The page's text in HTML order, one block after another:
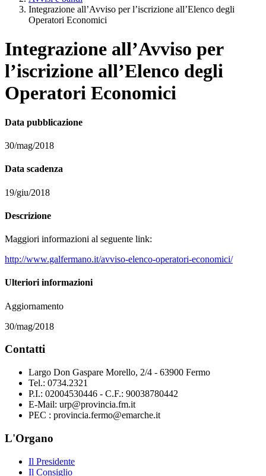
Integrazione all’Avviso per l’iscrizione all’Elenco degli
Operatori Economici
Integrazione all’Avviso per
l’iscrizione all’Elenco degli
Operatori Economici
Data pubblicazione
30/mag/2018
Data scadenza
19/giu/2018
Descrizione
Maggiori informazioni al seguente link:
http://www.galfermano.it/avviso-elenco-operatori-economici/
Ulteriori informazioni
Aggiornamento
30/mag/2018
Contatti
Largo Don Gaspare Morello, 2/4 - 63900 Fermo
Tel.: 0734.2321
P.I.: 02004530446 - C.F.: 90038780442
E-Mail: urp@provincia.fm.it
PEC : provincia.fermo@emarche.it
L'Organo
Il Presidente
Il Consiglio